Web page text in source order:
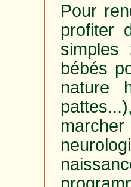
Pour
profiter
simples
bébés
nature